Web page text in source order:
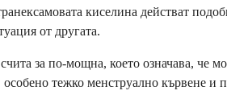
киселина действат
от другата.
счита за по-мощна, което означава,
тежко менструално кървене и